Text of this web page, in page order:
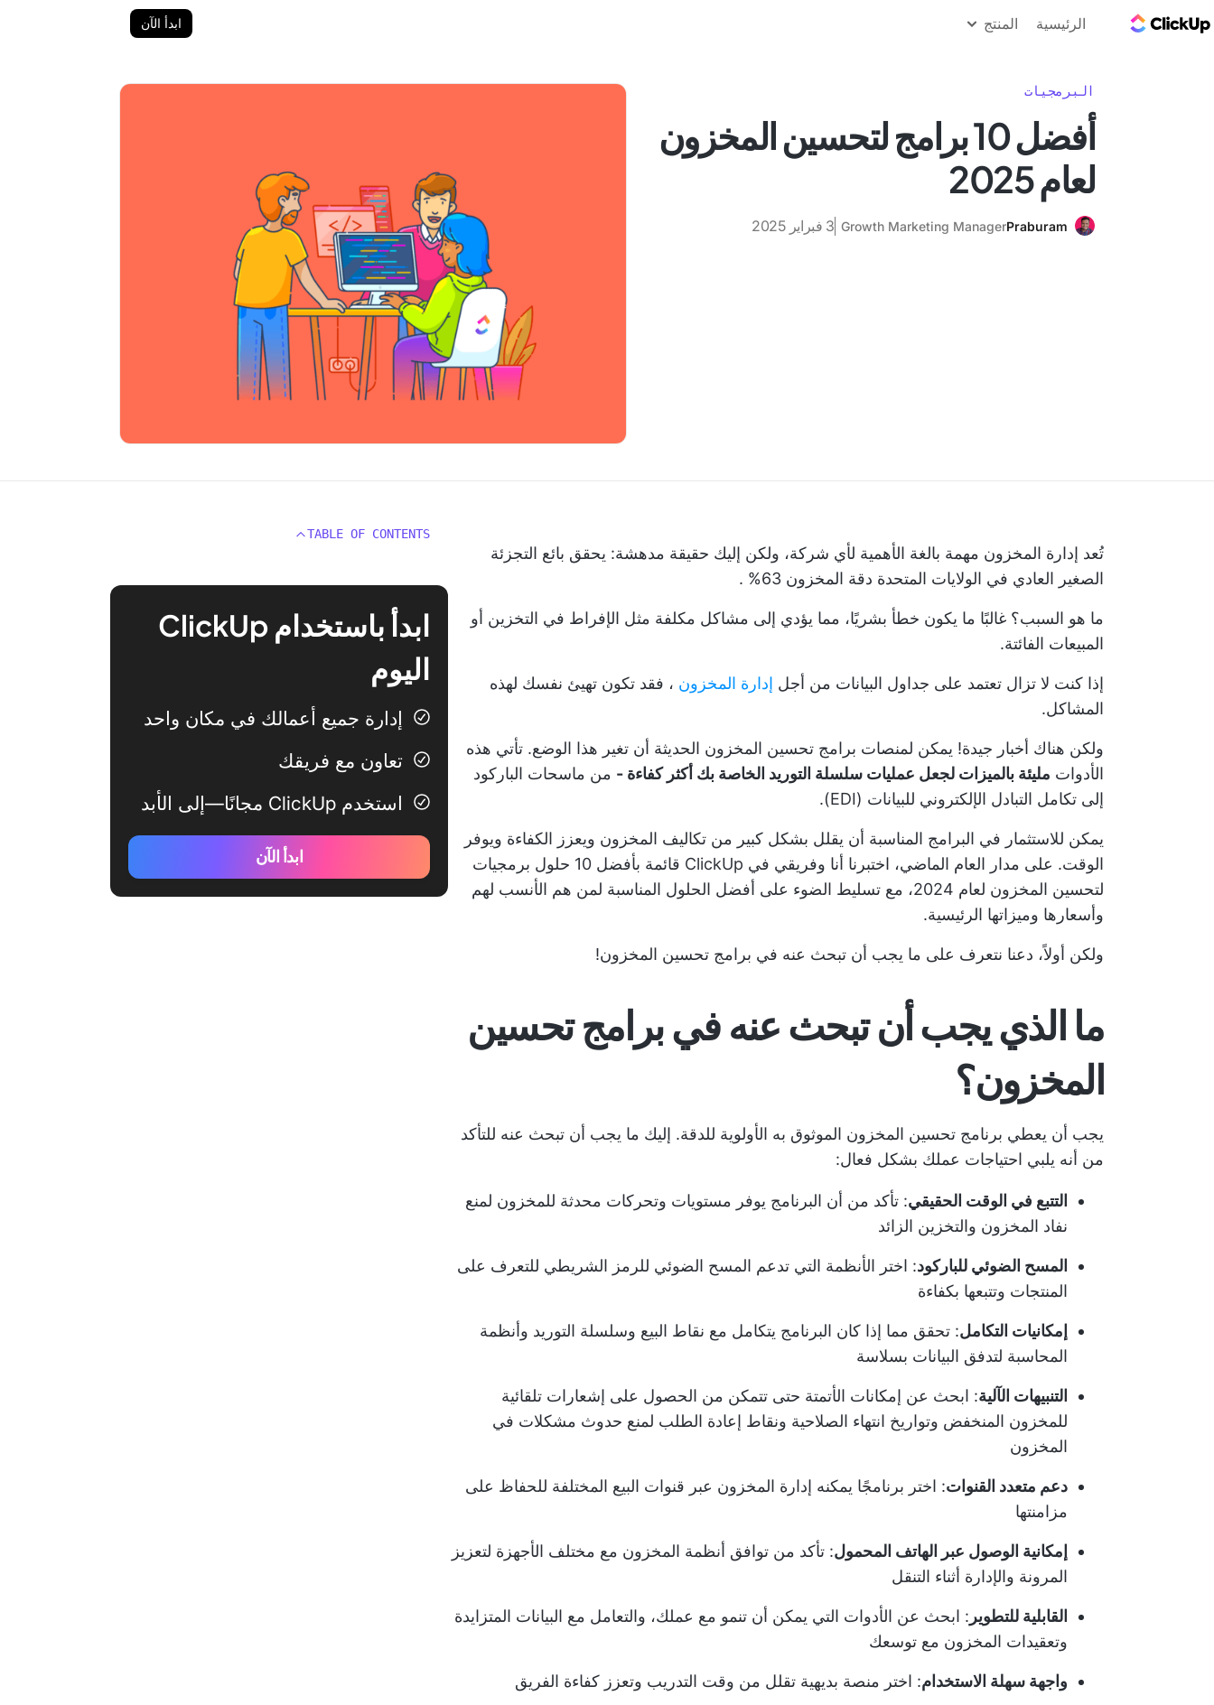
الرئيسية المنتج ابدأ الآن
البرمجيات
أفضل 10 برامج لتحسين المخزون
لعام 2025
Praburam
Growth Marketing Manager 3 فبراير 2025
تُعد إدارة المخزون مهمة بالغة الأهمية لأي شركة، ولكن إليك حقيقة مدهشة: يحقق بائع التجزئة
الصغير العادي في الولايات المتحدة دقة المخزون 63% .
ما هو السبب؟ غالبًا ما يكون خطأ بشريًا، مما يؤدي إلى مشاكل مكلفة مثل الإفراط في التخزين أو
المبيعات الفائتة.
إذا كنت لا تزال تعتمد على جداول البيانات من أجل إدارة المخزون ، فقد تكون تهيئ نفسك لهذه
المشاكل.
ولكن هناك أخبار جيدة! يمكن لمنصات برامج تحسين المخزون الحديثة أن تغير هذا الوضع. تأتي هذه
الأدوات مليئة بالميزات لجعل عمليات سلسلة التوريد الخاصة بك أكثر كفاءة - من ماسحات الباركود
إلى تكامل التبادل الإلكتروني للبيانات (EDI).
يمكن للاستثمار في البرامج المناسبة أن يقلل بشكل كبير من تكاليف المخزون ويعزز الكفاءة ويوفر
الوقت. على مدار العام الماضي، اختبرنا أنا وفريقي في ClickUp قائمة بأفضل 10 حلول برمجيات
لتحسين المخزون لعام 2024، مع تسليط الضوء على أفضل الحلول المناسبة لمن هم الأنسب لهم
وأسعارها وميزاتها الرئيسية.
ولكن أولاً، دعنا نتعرف على ما يجب أن تبحث عنه في برامج تحسين المخزون!
ما الذي يجب أن تبحث عنه في برامج تحسين
المخزون؟
يجب أن يعطي برنامج تحسين المخزون الموثوق به الأولوية للدقة. إليك ما يجب أن تبحث عنه للتأكد
من أنه يلبي احتياجات عملك بشكل فعال:
التتبع في الوقت الحقيقي: تأكد من أن البرنامج يوفر مستويات وتحركات محدثة للمخزون لمنع
نفاد المخزون والتخزين الزائد
المسح الضوئي للباركود: اختر الأنظمة التي تدعم المسح الضوئي للرمز الشريطي للتعرف على
المنتجات وتتبعها بكفاءة
إمكانيات التكامل: تحقق مما إذا كان البرنامج يتكامل مع نقاط البيع وسلسلة التوريد وأنظمة
المحاسبة لتدفق البيانات بسلاسة
التنبيهات الآلية: ابحث عن إمكانات الأتمتة حتى تتمكن من الحصول على إشعارات تلقائية
للمخزون المنخفض وتواريخ انتهاء الصلاحية ونقاط إعادة الطلب لمنع حدوث مشكلات في
المخزون
دعم متعدد القنوات: اختر برنامجًا يمكنه إدارة المخزون عبر قنوات البيع المختلفة للحفاظ على
مزامنتها
إمكانية الوصول عبر الهاتف المحمول: تأكد من توافق أنظمة المخزون مع مختلف الأجهزة لتعزيز
المرونة والإدارة أثناء التنقل
القابلية للتطوير : ابحث عن الأدوات التي يمكن أن تنمو مع عملك، والتعامل مع البيانات المتزايدة
وتعقيدات المخزون مع توسعك
واجهة سهلة الاستخدام: اختر منصة بديهية تقلل من وقت التدريب وتعزز كفاءة الفريق
TABLE OF CONTENTS
ابدأ باستخدام ClickUp
اليوم
إدارة جميع أعمالك في مكان واحد
تعاون مع فريقك
استخدم ClickUp مجانًا—إلى الأبد
ابدأ الآن